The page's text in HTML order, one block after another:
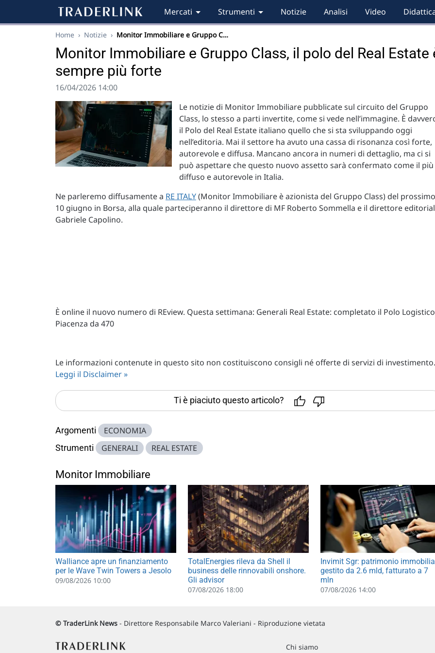
Mercati Strumenti Notizie Analisi Video
Home › Notizie › Monitor Immobiliare e Gruppo C…
Monitor Immobiliare e Gruppo Class, il polo del Real Estate
sempre più forte
16/04/2026 14:00
Le notizie di Monitor Immobiliare pubblicate sul circuito del Gruppo
Class, lo stesso a parti invertite, come si vede nell’immagine. È
il Polo del Real Estate italiano quello che si sta sviluppando oggi
nell’editoria. Mai il settore ha avuto una cassa di risonanza così forte,
autorevole e diffusa. Mancano ancora in numeri di dettaglio, ma ci si
può aspettare che questo nuovo assetto sarà confermato come il più
diffuso e autorevole in Italia.
Ne parleremo diffusamente a RE ITALY(Monitor Immobiliare è azionista del Gruppo Class) del prossimo
10 giugno in Borsa, alla quale parteciperanno il direttore di MF Roberto Sommella e il direttore
Gabriele Capolino.
È online il nuovo numero di REview. Questa settimana: Generali Real Estate: completato il Polo Logistico
Piacenza da 470
Le informazioni contenute in questo sito non costituiscono consigli né offerte di servizi di investimento.
Leggi il Disclaimer »
Ti è piaciuto questo articolo?
Argomenti ECONOMIA
Strumenti GENERALI REAL ESTATE
Monitor Immobiliare
Walliance apre un finanziamento
per le Wave Twin Towers a Jesolo
09/08/2026 10:00
TotalEnergies rileva da Shell il
business delle rinnovabili onshore.
Gli advisor
07/08/2026 18:00
Invimit Sgr: patrimonio
gestito da 2.6 mld, fatturato a 7
mln
07/08/2026 14:00
© TraderLink News - Direttore Responsabile Marco Valeriani - Riproduzione vietata
Chi siamo